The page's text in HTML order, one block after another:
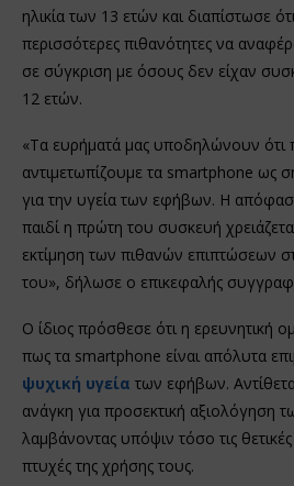
ηλικία των 13 ετών και διαπίστωσε
περισσότερες πιθανότητες να
σε σύγκριση με όσους δεν είχαν
12 ετών.
«Τα ευρήματά μας υποδηλώνουν ότι
αντιμετωπίζουμε τα smartphone ως
για την υγεία των εφήβων. Η
παιδί η πρώτη του συσκευή
εκτίμηση των πιθανών επιπτώσεων
του», δήλωσε ο επικεφαλής
Ο ίδιος πρόσθεσε ότι η ερευνητική
πως τα smartphone είναι απόλυτα
ψυχική υγεία των εφήβων.
ανάγκη για προσεκτική αξιολόγηση
λαμβάνοντας υπόψιν τόσο τις θετικές
πτυχές της χρήσης τους.